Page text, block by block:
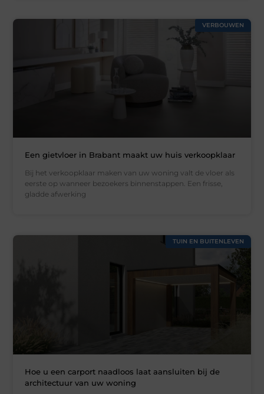
VERBOUWEN
Een gietvloer in Brabant maakt uw huis verkoopklaar
Bij het verkoopklaar maken van uw woning valt de vloer als
eerste op wanneer bezoekers binnenstappen. Een frisse,
gladde afwerking
TUIN EN BUITENLEVEN
Hoe u een carport naadloos laat aansluiten bij de
architectuur van uw woning